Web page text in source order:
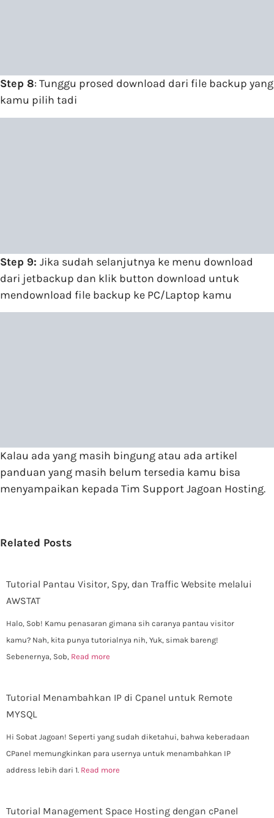
Step 8: Tunggu prosed download dari file backup yang
kamu pilih tadi
Step 9: Jika sudah selanjutnya ke menu download
dari jetbackup dan klik button download untuk
mendownload file backup ke PC/Laptop kamu
Kalau ada yang masih bingung atau ada artikel
panduan yang masih belum tersedia kamu bisa
menyampaikan kepada Tim Support Jagoan Hosting.
Related Posts
Tutorial Pantau Visitor, Spy, dan Traffic Website melalui
AWSTAT
Halo, Sob! Kamu penasaran gimana sih caranya pantau visitor
kamu? Nah, kita punya tutorialnya nih, Yuk, simak bareng!
Sebenernya, Sob, Read more
Tutorial Menambahkan IP di Cpanel untuk Remote
MYSQL
Hi Sobat Jagoan! Seperti yang sudah diketahui, bahwa keberadaan
CPanel memungkinkan para usernya untuk menambahkan IP
address lebih dari 1. Read more
Tutorial Management Space Hosting dengan cPanel